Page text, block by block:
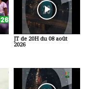
JT de 20H du 08 août
2026